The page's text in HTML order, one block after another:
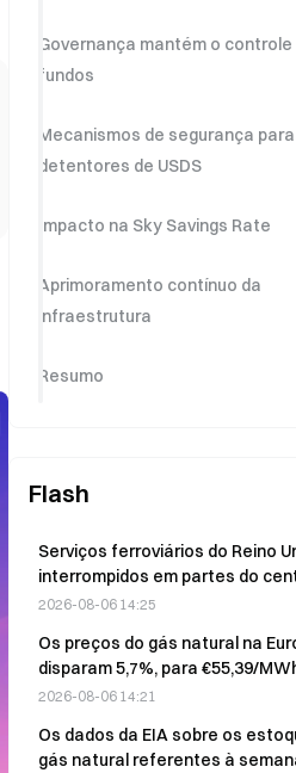
Governança mantém o controle
fundos
Mecanismos de segurança para
detentores de USDS
Impacto na Sky Savings Rate
Aprimoramento contínuo da
infraestrutura
Resumo
Flash
Serviços ferroviários do Reino
interrompidos em partes do
norte da Inglaterra devido a uma
2026-08-06 14:25
Os preços do gás natural na
disparam 5,7%, para €55,39/
2026-08-06 14:21
Os dados da EIA sobre os
gás natural referentes à